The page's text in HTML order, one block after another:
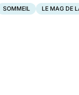
SOMMEIL LE MAG DE